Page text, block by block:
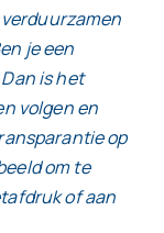
je een
is het
volgen en
op
om te
of aan